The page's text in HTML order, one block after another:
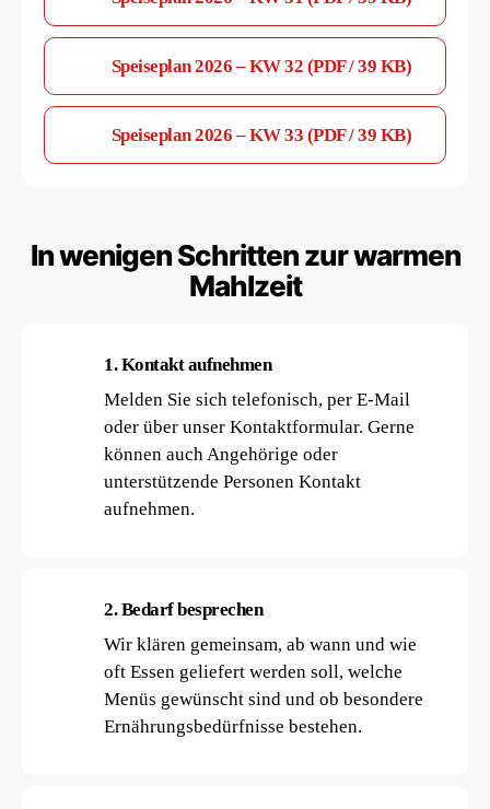
Speiseplan 2026 – KW 32 (PDF / 39 KB)
Speiseplan 2026 – KW 33 (PDF / 39 KB)
In wenigen Schritten zur warmen
Mahlzeit
1. Kontakt aufnehmen
Melden Sie sich telefonisch, per E-Mail
oder über unser Kontaktformular. Gerne
können auch Angehörige oder
unterstützende Personen Kontakt
aufnehmen.
2. Bedarf besprechen
Wir klären gemeinsam, ab wann und wie
oft Essen geliefert werden soll, welche
Menüs gewünscht sind und ob besondere
Ernährungsbedürfnisse bestehen.